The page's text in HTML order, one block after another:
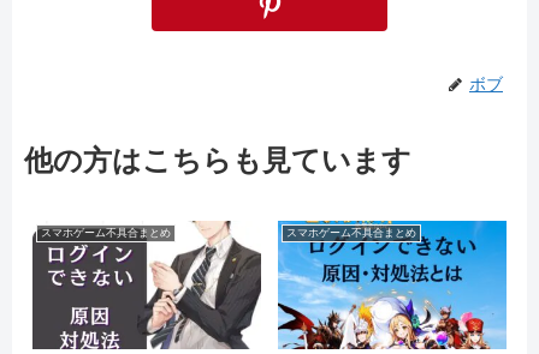
ボブ
他の方はこちらも見ています
スマホゲーム不具合まとめ スマホゲーム不具合まとめ